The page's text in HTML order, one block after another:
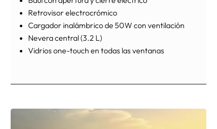
Retrovisor electrocrómico
Cargador inalámbrico de 50W con ventilación
Nevera central (3.2 L)
Vidrios one-touch en todas las ventanas